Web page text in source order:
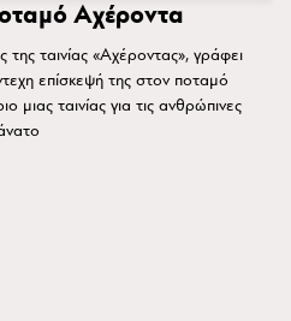
Αχέροντα
ταινίας «Αχέροντας», γράφει
επίσκεψή της στον ποταμό
ταινίας για τις ανθρώπινες